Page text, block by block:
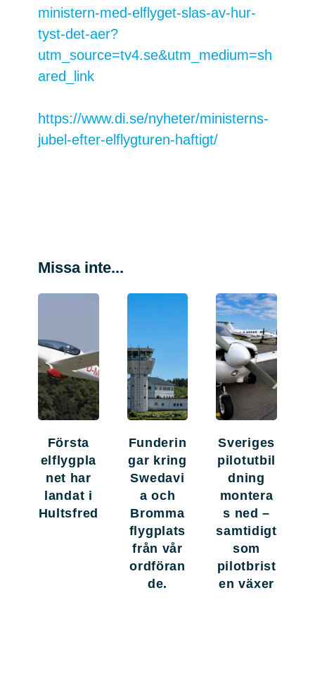
ministern-med-elflyget-slas-av-hur-
tyst-det-aer?
utm_source=tv4.se&utm_medium=sh
ared_link
https://www.di.se/nyheter/ministerns-
jubel-efter-elflygturen-haftigt/
Missa inte...
Första
elflygpla
net har
landat i
Hultsfred
Funderin
gar kring
Swedavi
a och
Bromma
flygplats
från vår
ordföran
de.
Sveriges
pilotutbil
dning
montera
s ned –
samtidigt
som
pilotbrist
en växer